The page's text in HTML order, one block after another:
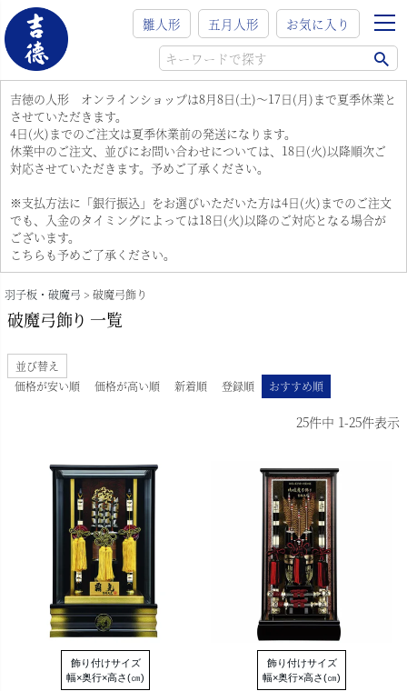
雛人形 五月人形 お気に入り
吉徳の人形 オンラインショップは8月8日(土)～17日(月)まで夏季休業と
させていただきます。
4日(火)までのご注文は夏季休業前の発送になります。
休業中のご注文、並びにお問い合わせについては、18日(火)以降順次ご
対応させていただきます。予めご了承ください。
※支払方法に「銀行振込」をお選びいただいた方は4日(火)までのご注文
でも、入金のタイミングによっては18日(火)以降のご対応となる場合が
ございます。
こちらも予めご了承ください。
羽子板・破魔弓 破魔弓飾り
破魔弓飾り 一覧
並び替え
価格が安い順
価格が高い順 新着順 登録順 おすすめ順
25件中 1-25件表示
飾り付けサイズ
幅×奥行×高さ(㎝)
飾り付けサイズ
幅×奥行×高さ(㎝)